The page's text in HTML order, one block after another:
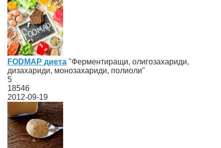
FODMAP диета "Ферментиращи, олигозахариди,
дизахариди, монозахариди, полиоли"
5
18546
2012-09-19